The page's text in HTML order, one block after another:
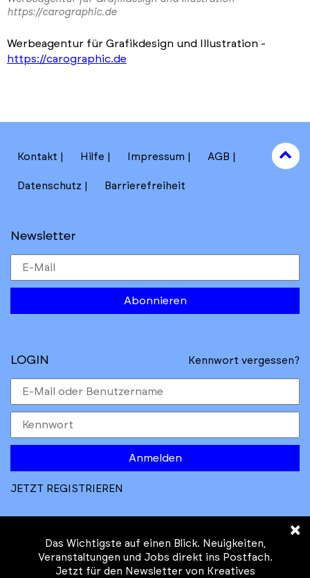
https://carographic.de
Werbeagentur für Grafikdesign und Illustration -
https://carographic.de
Kontakt Hilfe Impressum AGB
Datenschutz Barrierefreiheit
Newsletter
Abonnieren
to
top
LOGIN Kennwort vergessen?
Anmelden
JETZT REGISTRIEREN
×
Das Wichtigste auf einen Blick. Neuigkeiten,
Veranstaltungen und Jobs direkt ins Postfach.
Jetzt für den Newsletter von Kreatives